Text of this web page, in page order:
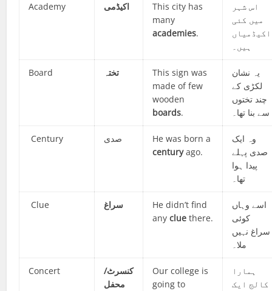
Academy اکیڈمی
This city has
many
academies.
اس شہر
میں کئی
اکیڈمیاں
ہیں۔
Board تختہ
This sign was
made of few
wooden
boards.
یہ نشان
لکڑی کے
چند تختوں
سے بنا تھا۔
Century صدی
He was born a
centuryago.
وہ ایک
صدی پہلے
پیدا ہوا
تھا۔
Clue سراغ
He didn’t find
anyclue there.
اسے وہاں
کوئی
سراغ نہیں
ملا۔
Concert
کنسرٹ/
محفل
Our college is
going to
ہمارا
کالج ایک